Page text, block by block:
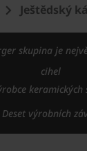
Ještědský
skupina je
cihel
keramických
Deset výrobních